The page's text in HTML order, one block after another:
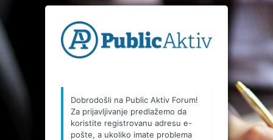
Prijava
Dobrodošli na Public Aktiv Forum!
Za prijavljivanje predlažemo da
koristite registrovanu adresu e-
pošte, a ukoliko imate problema